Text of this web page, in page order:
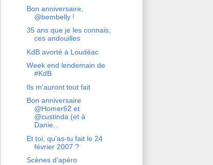
Bon anniversaire,
@bembelly !
35 ans que je les connais,
ces andouilles
KdB avorté à Loudéac
Week end lendemain de
#KdB
Ils m'auront tout fait
Bon anniversaire
@Homer62 et
@custinda (et à
Danie...
Et toi, qu'as-tu fait le 24
février 2007 ?
Scènes d'apéro